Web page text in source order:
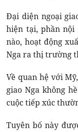
Đại diện ngoại
hiện tại, phần
nào, hoạt động
Nga ra thị trường
Về quan hệ với
giao Nga không
cuộc tiếp xúc
Tuyên bố này